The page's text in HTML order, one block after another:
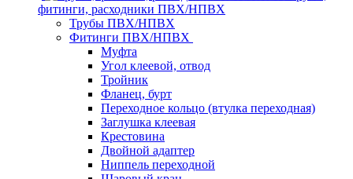
фитинги, расходники ПВХ/НПВХ
Трубы ПВХ/НПВХ
Фитинги ПВХ/НПВХ
Муфта
Угол клеевой, отвод
Тройник
Фланец, бурт
Переходное кольцо (втулка переходная)
Заглушка клеевая
Крестовина
Двойной адаптер
Ниппель переходной